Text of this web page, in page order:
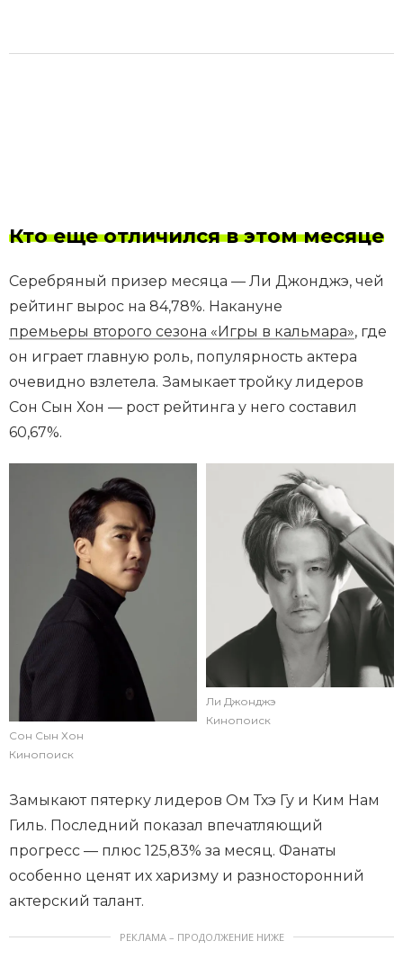
Кто еще отличился в этом месяце
Серебряный призер месяца — Ли Джонджэ, чей
рейтинг вырос на 84,78%. Накануне
премьеры второго сезона «Игры в кальмара», где
он играет главную роль, популярность актера
очевидно взлетела. Замыкает тройку лидеров
Сон Сын Хон — рост рейтинга у него составил
60,67%.
Сон Сын Хон
Кинопоиск
Ли Джонджэ
Кинопоиск
Замыкают пятерку лидеров Ом Тхэ Гу и Ким Нам
Гиль. Последний показал впечатляющий
прогресс — плюс 125,83% за месяц. Фанаты
особенно ценят их харизму и разносторонний
актерский талант.
РЕКЛАМА – ПРОДОЛЖЕНИЕ НИЖЕ